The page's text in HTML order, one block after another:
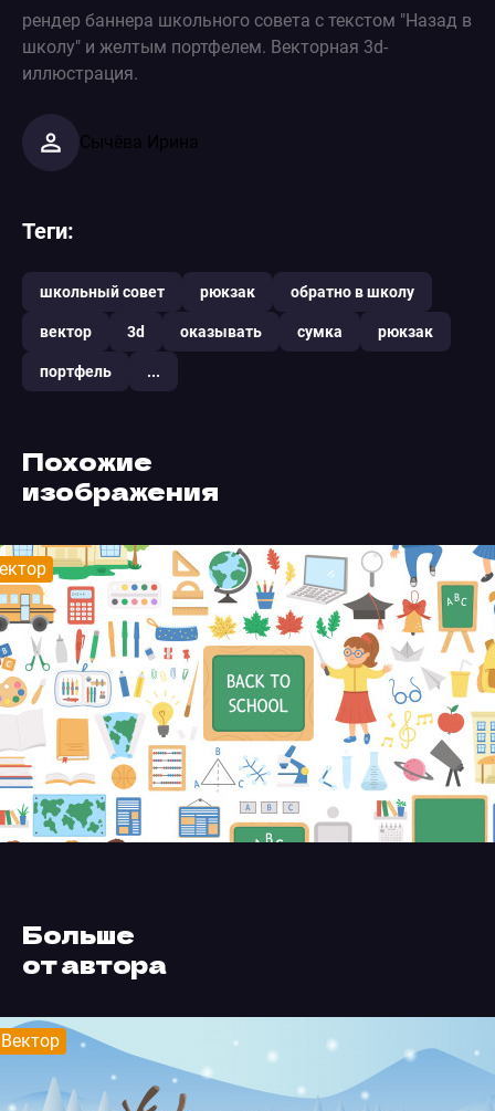
рендер баннера школьного совета с текстом "Назад в
школу" и желтым портфелем. Векторная 3d-
иллюстрация.
Сычёва Ирина
Теги:
школьный совет рюкзак обратно в школу
вектор 3d оказывать сумка рюкзак
портфель ...
Похожие
изображения
Больше
от автора
Вектор